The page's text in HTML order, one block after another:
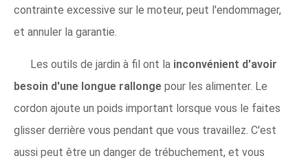
contrainte excessive sur le moteur, peut l'endommager,
et annuler la garantie.
Les outils de jardin à fil ont la inconvénient d'avoir
besoin d'une longue rallonge pour les alimenter. Le
cordon ajoute un poids important lorsque vous le faites
glisser derrière vous pendant que vous travaillez. C'est
aussi peut être un danger de trébuchement, et vous